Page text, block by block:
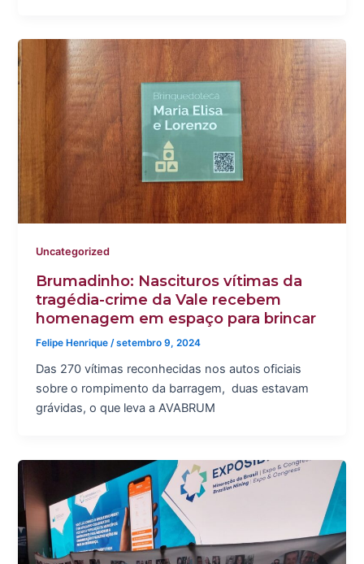
Uncategorized
Brumadinho: Nascituros vítimas da
tragédia-crime da Vale recebem
homenagem em espaço para brincar
Felipe Henrique /setembro 9, 2024
Das 270 vítimas reconhecidas nos autos oficiais
sobre o rompimento da barragem, duas estavam
grávidas, o que leva a AVABRUM